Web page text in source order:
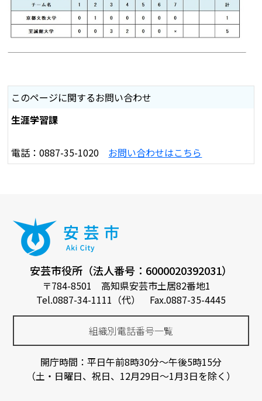
このページに関するお問い合わせ
生涯学習課
電話：0887-35-1020 お問い合わせはこちら
安芸市役所（法人番号：6000020392031）
〒784-8501 高知県安芸市土居82番地1
Tel.0887-34-1111（代） Fax.0887-35-4445
組織別電話番号一覧
開庁時間：平日午前8時30分～午後5時15分
（土・日曜日、祝日、12月29日～1月3日を除く）